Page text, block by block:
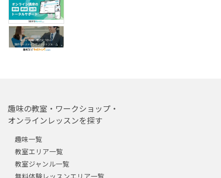
趣味の教室・ワークショップ・
オンラインレッスンを探す
趣味一覧
教室エリア一覧
教室ジャンル一覧